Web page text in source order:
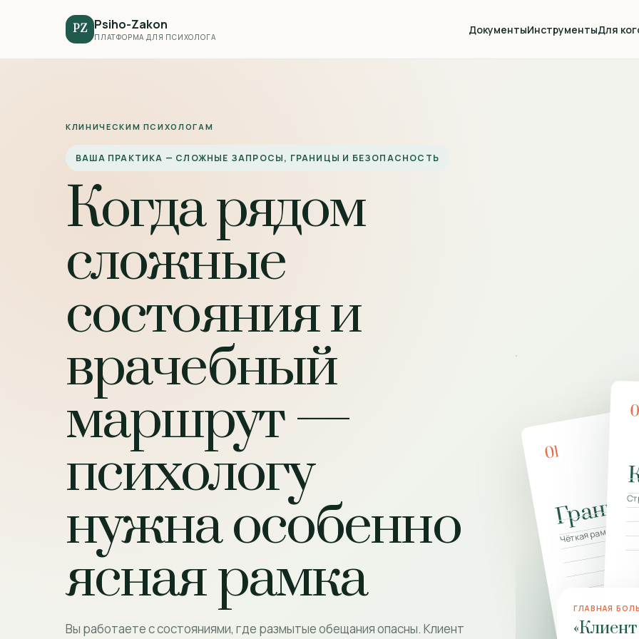
PZ Psiho-Zakon
ПЛАТФОРМА ДЛЯ ПСИХОЛОГА
ДокументыИнструментыДля
КЛИНИЧЕСКИМ ПСИХОЛОГАМ
ВАША ПРАКТИКА — СЛОЖНЫЕ ЗАПРОСЫ, ГРАНИЦЫ И БЕЗОПАСНОСТЬ
Когда рядом
сложные
состояния и
врачебный
маршрут —
психологу
нужна особенно
ясная рамка
Вы работаете с состояниями, где размытые обещания опасны. Клиент
01
Чёткая рамка
ГЛАВНАЯ БОЛЬ